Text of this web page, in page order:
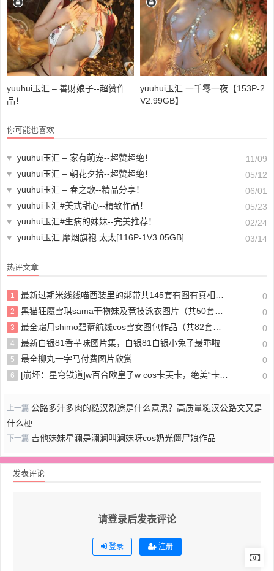
yuuhui玉汇 – 善财娘子--超赞作
品！
yuuhui玉汇 一千零一夜【153P-2
V2.99GB】
你可能也喜欢
♥ yuuhui玉汇 – 家有萌宠--超赞超绝！
11/09
♥ yuuhui玉汇 – 朝花夕拾--超赞超绝！
05/12
♥ yuuhui玉汇 – 春之歌--精品分享！
06/01
♥ yuuhui玉汇#美式甜心--精致作品！
05/23
♥ yuuhui玉汇#生病的妹妹--完美推荐！
02/24
♥ yuuhui玉汇 靡烟旗袍 太太[116P-1V3.05GB] 03/14
热评文章
1 最新过期米线线喵西装里的绑带共145套有图有真相，她是干啥的？ 0
2 黑猫狂魔雪琪sama干物妹及竞技泳衣图片（共50套）写真及视频（持续更新中） 0
3 最全霜月shimo碧蓝航线cos雪女图包作品（共82套）珍藏 0
4 最新白银81香芋味图片集，白银81白银小兔子最乖啦 0
5 最全柳丸一字马付费图片欣赏 0
6 [崩坏：星穹铁道]w百合欧皇子w cos卡芙卡，绝美“卡妈”绽放杏感魅力 0
上一篇 公路多汁多肉的糙汉烈途是什么意思？高质量糙汉公路文又是
什么梗
下一篇 吉他妹妹星澜是澜澜叫澜妹呀cos奶光僵尸娘作品
发表评论
请登录后发表评论
登录 注册